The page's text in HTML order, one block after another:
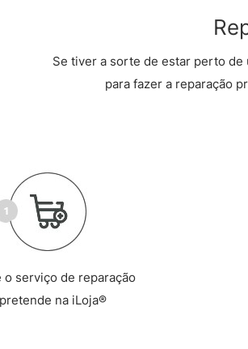
Se tiver a sorte de estar perto de
para fazer a reparação
o serviço de reparação
na iLoja®